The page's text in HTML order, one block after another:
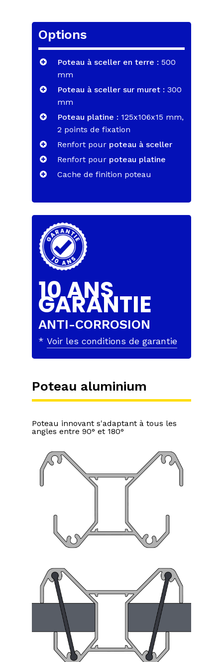
Options
Poteau à sceller en terre : 500
mm
Poteau à sceller sur muret : 300
mm
Poteau platine : 125x106x15 mm,
2 points de fixation
Renfort pour poteau à sceller
Renfort pour poteau platine
Cache de finition poteau
10 ANS
GARANTIE
ANTI-CORROSION
*Voir les conditions de garantie
Poteau aluminium
Poteau innovant s'adaptant à tous les
angles entre 90° et 180°